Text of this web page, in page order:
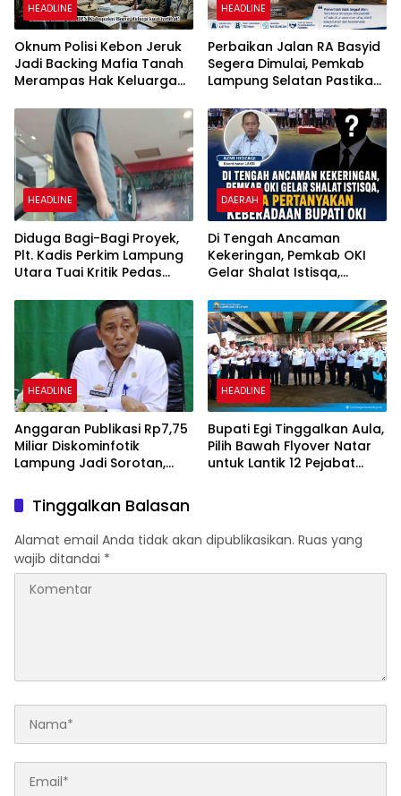
HEADLINE
Oknum Polisi Kebon Jeruk
Jadi Backing Mafia Tanah
Merampas Hak Keluarga
Sutarman
HEADLINE
Perbaikan Jalan RA Basyid
Segera Dimulai, Pemkab
Lampung Selatan Pastikan
Aman dan Nyaman
HEADLINE
Diduga Bagi-Bagi Proyek,
Plt. Kadis Perkim Lampung
Utara Tuai Kritik Pedas
DAERAH
Di Tengah Ancaman
Kekeringan, Pemkab OKI
Gelar Shalat Istisqa,
Keberadaan Bupati OKI
HEADLINE
Anggaran Publikasi Rp7,75
Miliar Diskominfotik
Lampung Jadi Sorotan,
Dana Dipertanyakan
HEADLINE
Bupati Egi Tinggalkan Aula,
Pilih Bawah Flyover Natar
untuk Lantik 12 Pejabat
Tinggalkan Balasan
Alamat email Anda tidak akan dipublikasikan. Ruas yang
wajib ditandai *